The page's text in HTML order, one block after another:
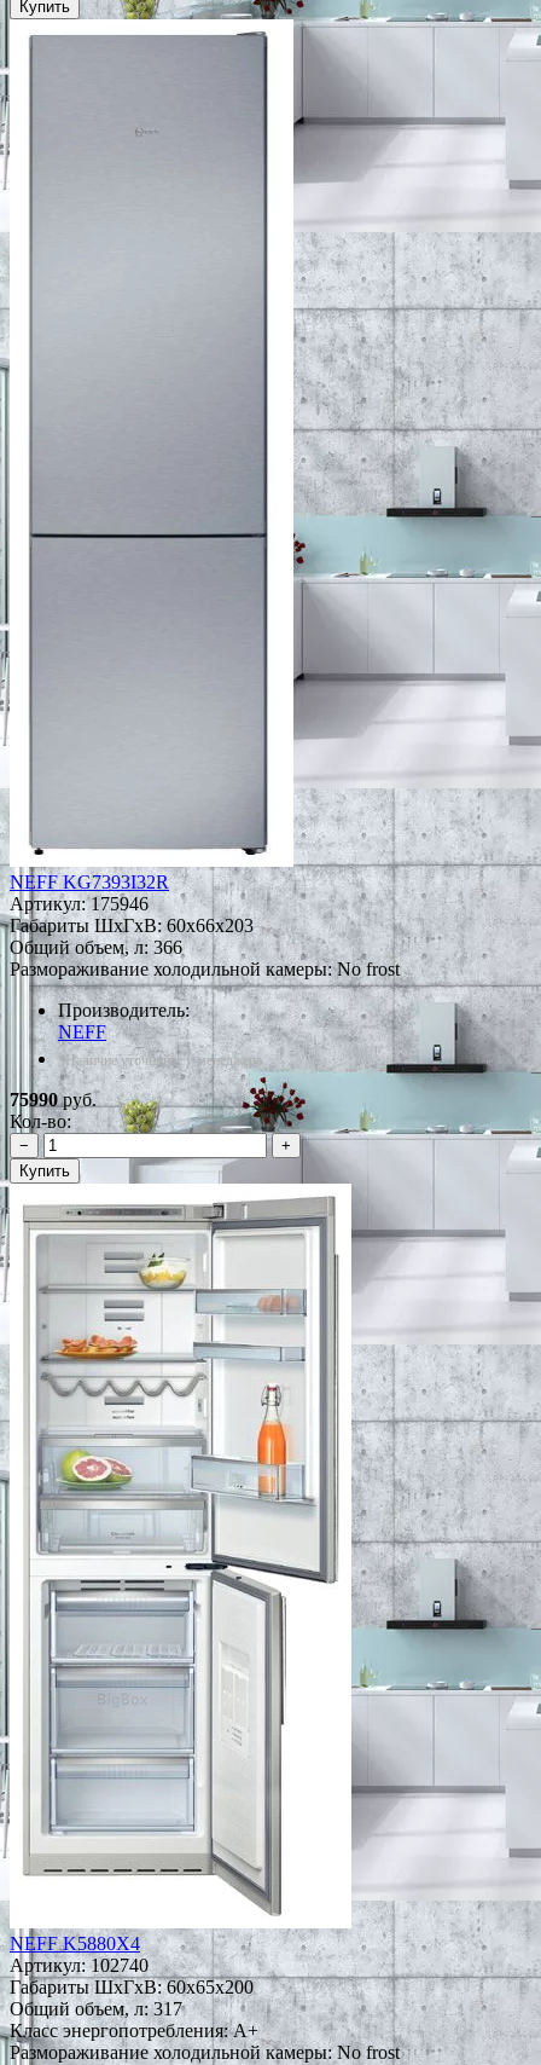
Купить
NEFF KG7393I32R
Артикул:175946
Габариты ШxГxВ: 60x66x203
Общий объем, л: 366
Размораживание холодильной камеры: No frost
Производитель:
NEFF
*Наличие уточняйте у менеджера
75990руб.
Кол-во:
−
+
Купить
NEFF K5880X4
Артикул:102740
Габариты ШxГxВ: 60x65x200
Общий объем, л: 317
Класс энергопотребления: A+
Размораживание холодильной камеры: No frost